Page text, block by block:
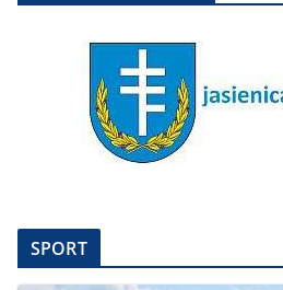
SPORT